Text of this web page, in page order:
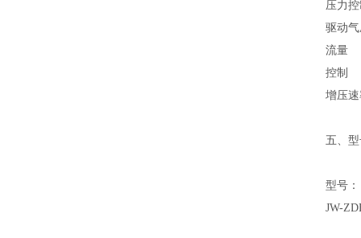
压力
驱动
流量
控制
增压
五、
型号：
JW-